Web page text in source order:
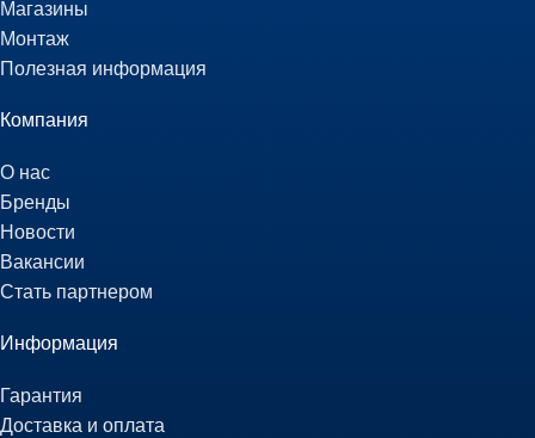
Магазины
Монтаж
Полезная информация
Компания
О нас
Бренды
Новости
Вакансии
Стать партнером
Информация
Гарантия
Доставка и оплата